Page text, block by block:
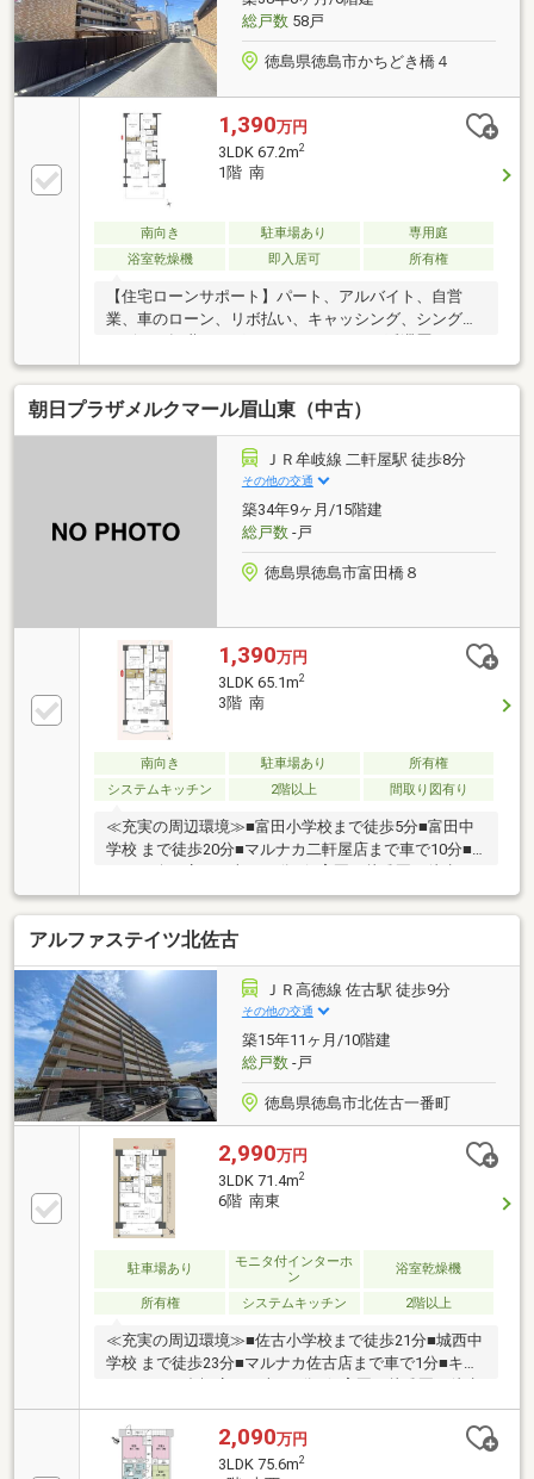
総戸数58戸
徳島県徳島市かちどき橋４
1,390万円
3LDK 67.2m2
1階 南
南向き 駐車場あり
専用庭
浴室乾燥機
即入居可 所有権
【住宅ローンサポート】パート、アルバイト、自営
業、車のローン、リボ払い、キャッシング、シングル
など住宅ローン審査が不安、「自分は無理かも…」と
いう方ほどご相談ください！▼審査通過例・年収300
万＋車ローン／勤続1年→通過・年収260万／シングル
／カード残債→通過・転職4ヶ月／頭金0→通過・自営
業2年目→補足資料＆補足説明で通過・パート3年目/年
収180万円→承無理な営業はいたしません。通る方法
を一緒に探します。087-810-3147／【見学予約】から
も受付中
朝日プラザメルクマール眉山東（中古）
ＪＲ牟岐線 二軒屋駅 徒歩8分
その他の交通
築34年9ヶ月/15階建
総戸数-戸
徳島県徳島市富田橋８
1,390万円
3LDK 65.1m2
3階 南
南向き 駐車場あり
所有権
システムキッチン
2階以上 間取り図有り
≪充実の周辺環境≫■富田小学校まで徒歩5分■富田中
学校 まで徒歩20分■マルナカ二軒屋店まで車で10分■
分圏内に多数■徒歩10分圏内に病院も多数■スーパー・
ドラッグストア・コンビニ徒歩5分圏内≪収納豊富な
住みやすい間取り≫■収納豊富な3LDK■LDK14帖■雨で
も安心のインナーバルコニー本日ご案内可能です♪
アルファステイツ北佐古
ＪＲ高徳線 佐古駅 徒歩9分
その他の交通
築15年11ヶ月/10階建
総戸数-戸
徳島県徳島市北佐古一番町
2,990万円
3LDK 71.4m2
6階 南東
駐車場あり
モニタ付インターホ
ン
浴室乾燥機
所有権 システムキッチン 2階以上
≪充実の周辺環境≫■佐古小学校まで徒歩21分■城西中
学校 まで徒歩23分■マルナカ佐古店まで車で1分■キョ
10分圏内に多数■徒歩10分圏内に病院も多数■スーパ
ー・ドラッグストア・コンビニ徒歩5分圏内≪収納豊
富な住みやすい間取り≫■収納豊富な3LDK■LDK17.2帖
2,090万円
3LDK 75.6m2